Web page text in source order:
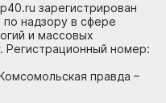
зарегистрирован
надзору в сфере
и массовых
Регистрационный номер:
правда –